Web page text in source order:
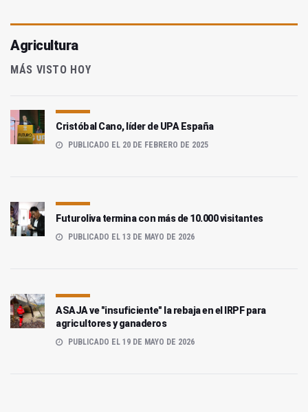
Agricultura
MÁS VISTO HOY
Cristóbal Cano, líder de UPA España
PUBLICADO EL 20 DE FEBRERO DE 2025
Futuroliva termina con más de 10.000 visitantes
PUBLICADO EL 13 DE MAYO DE 2026
ASAJA ve "insuficiente" la rebaja en el IRPF para
agricultores y ganaderos
PUBLICADO EL 19 DE MAYO DE 2026